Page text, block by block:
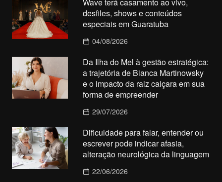
desfiles, shows e conteúdos
especiais em Guaratuba
04/08/2026
Da Ilha do Mel à gestão estratégica:
a trajetória de Bianca Martinowsky
e o impacto da raiz caiçara em sua
forma de empreender
29/07/2026
Dificuldade para falar, entender ou
escrever pode indicar afasia,
alteração neurológica da linguagem
22/06/2026